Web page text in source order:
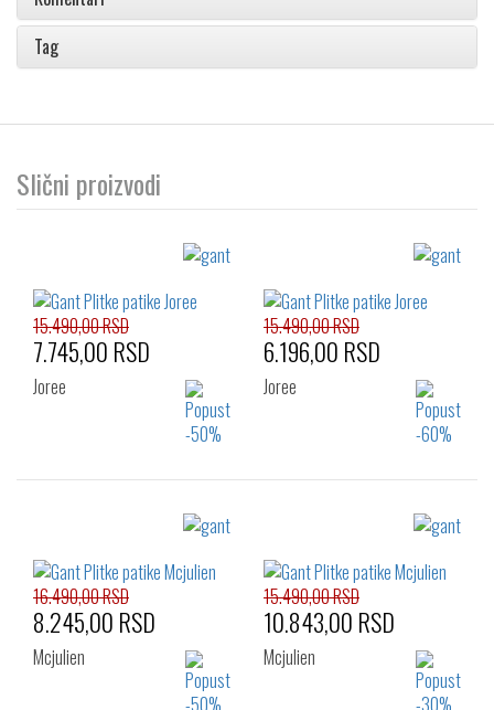
Tag
Slični proizvodi
Izaberi željeni broj:
44
45
15.490,00 RSD
7.745,00 RSD
Joree
Izaberi željeni broj:
15.490,00 RSD
6.196,00 RSD
Joree
16.490,00 RSD
8.245,00 RSD
Mcjulien
15.490,00 RSD
10.843,00 RSD
Mcjulien